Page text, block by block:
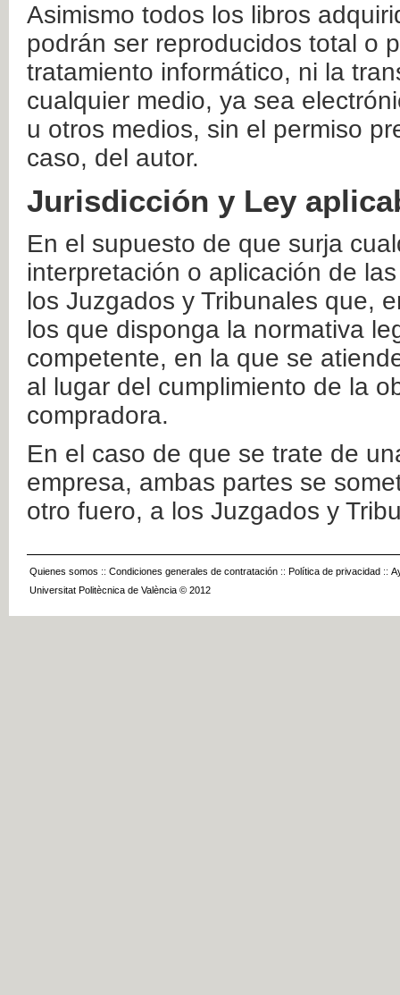
Asimismo todos los libros
podrán ser reproducidos total o
tratamiento informático, ni la
cualquier medio, ya sea
u otros medios, sin el permiso
caso, del autor.
Jurisdicción y Ley
En el supuesto de que surja
interpretación o aplicación de
los Juzgados y Tribunales que,
los que disponga la normativa
competente, en la que se
al lugar del cumplimiento de la
compradora.
En el caso de que se trate de
empresa, ambas partes se
otro fuero, a los Juzgados y
Quienes somos :: Condiciones generales de contratación :: Política de privacidad ::
Universitat Politècnica de València © 2012